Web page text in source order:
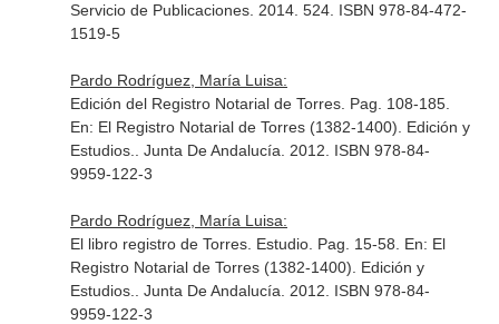
Servicio de Publicaciones. 2014. 524. ISBN 978-84-472-
1519-5
Pardo Rodríguez, María Luisa:
Edición del Registro Notarial de Torres. Pag. 108-185.
En: El Registro Notarial de Torres (1382-1400). Edición y
Estudios.
. Junta De Andalucía. 2012. ISBN 978-84-
9959-122-3
Pardo Rodríguez, María Luisa:
El libro registro de Torres. Estudio. Pag. 15-58. En: El
Registro Notarial de Torres (1382-1400). Edición y
Estudios.
. Junta De Andalucía. 2012. ISBN 978-84-
9959-122-3